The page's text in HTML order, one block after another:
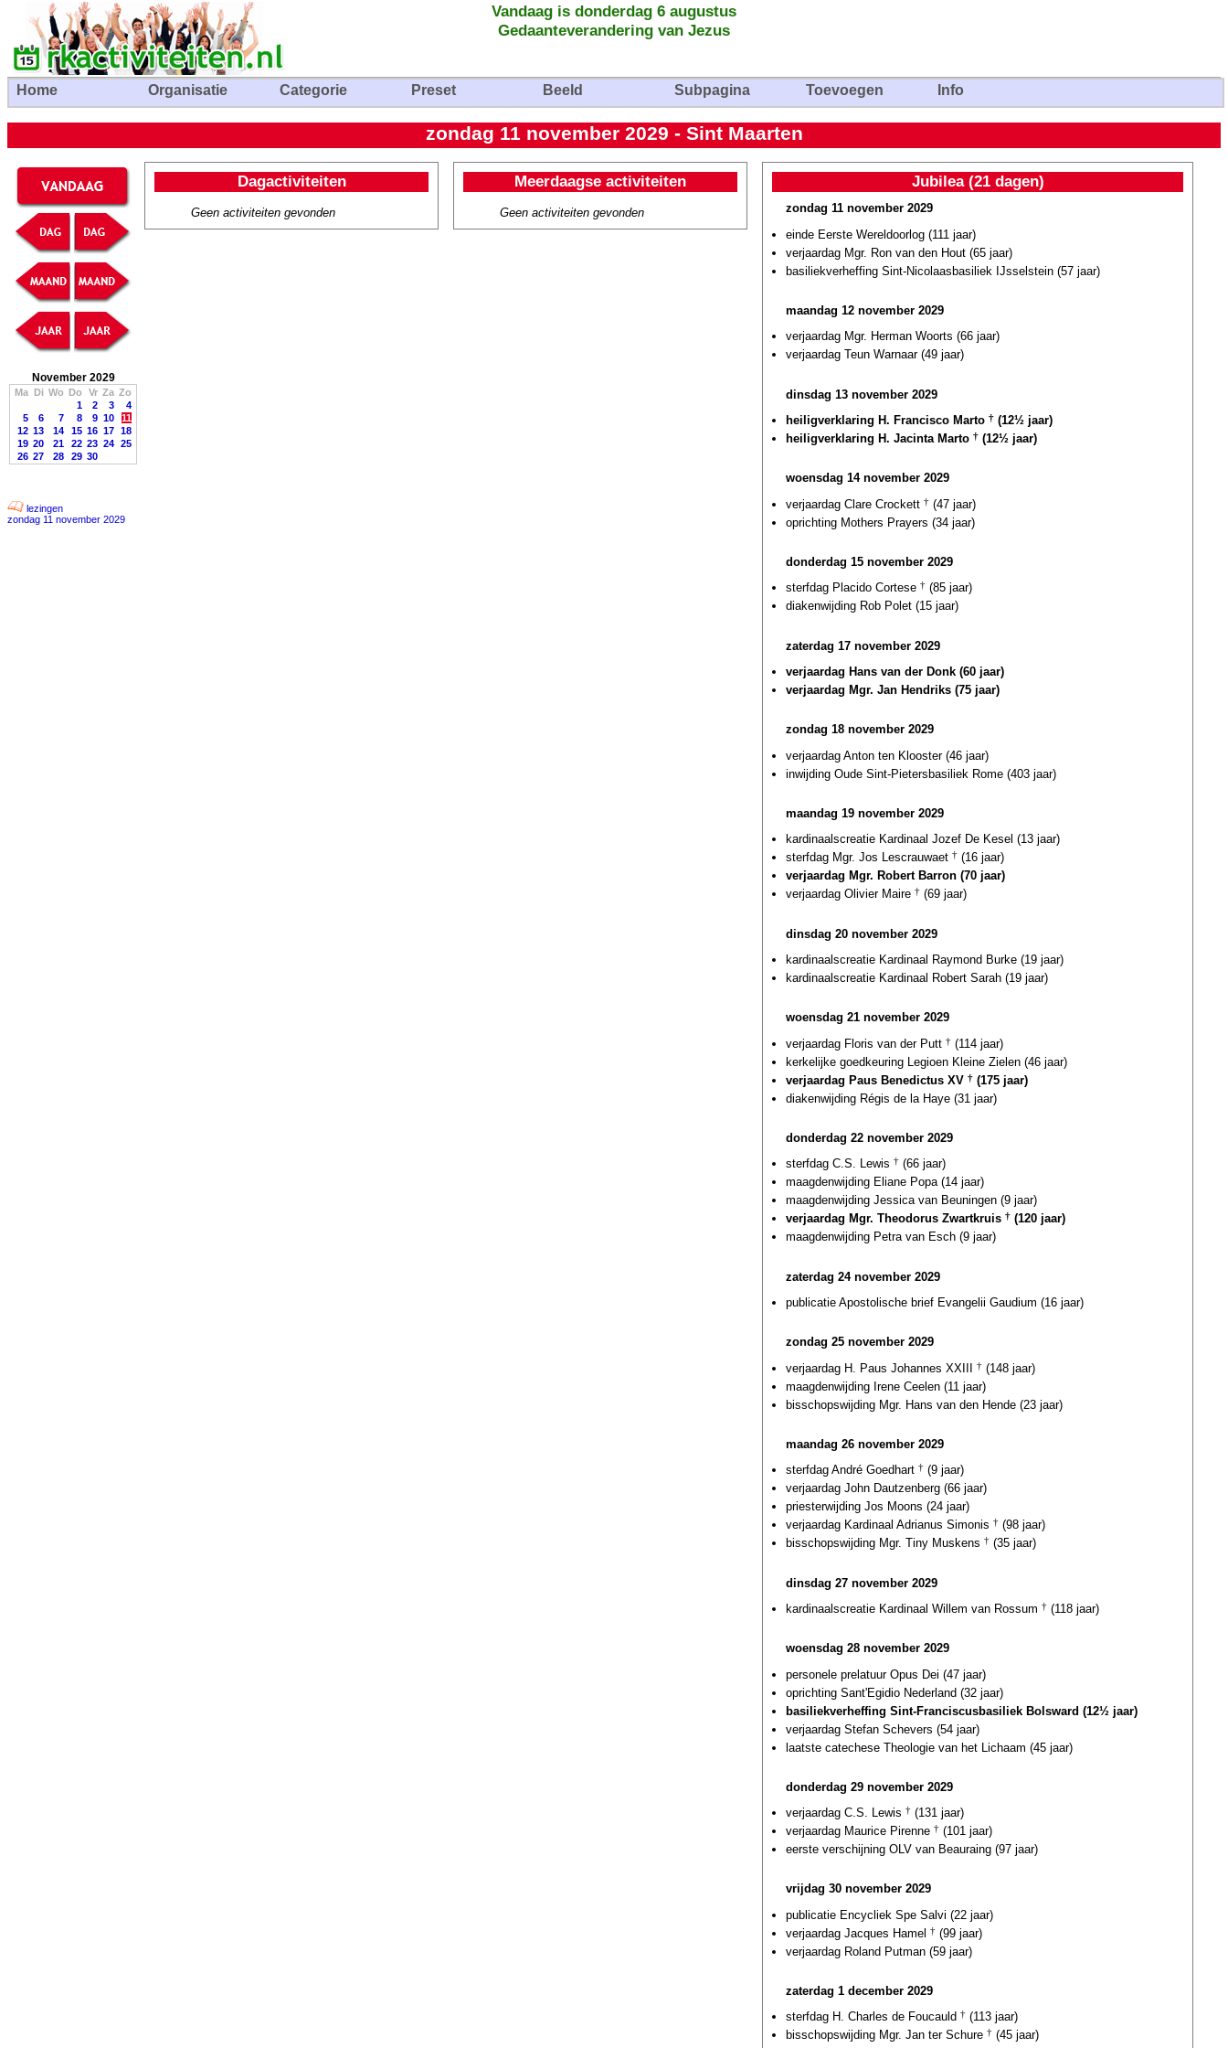
Vandaag is donderdag 6 augustus
Gedaanteverandering van Jezus
Home Organisatie Categorie Preset Beeld Subpagina Toevoegen Info
zondag 11 november 2029 - Sint Maarten
November 2029
Ma Di Wo Do Vr Za Zo
1
2 3
4
5
6 7 8 9 10
11
12 13 14 15 16 17 18
19 20 21 22 23 24 25
26 27 28 29 30
lezingen
zondag 11 november 2029
Dagactiviteiten
Geen activiteiten gevonden
Meerdaagse activiteiten
Geen activiteiten gevonden
Jubilea (21 dagen)
zondag 11 november 2029
einde Eerste Wereldoorlog (111 jaar)
verjaardag Mgr. Ron van den Hout (65 jaar)
basiliekverheffing Sint-Nicolaasbasiliek IJsselstein (57 jaar)
maandag 12 november 2029
verjaardag Mgr. Herman Woorts (66 jaar)
verjaardag Teun Warnaar (49 jaar)
dinsdag 13 november 2029
heiligverklaring H. Francisco Marto † (12½ jaar)
heiligverklaring H. Jacinta Marto † (12½ jaar)
woensdag 14 november 2029
verjaardag Clare Crockett † (47 jaar)
oprichting Mothers Prayers (34 jaar)
donderdag 15 november 2029
sterfdag Placido Cortese † (85 jaar)
diakenwijding Rob Polet (15 jaar)
zaterdag 17 november 2029
verjaardag Hans van der Donk (60 jaar)
verjaardag Mgr. Jan Hendriks (75 jaar)
zondag 18 november 2029
verjaardag Anton ten Klooster (46 jaar)
inwijding Oude Sint-Pietersbasiliek Rome (403 jaar)
maandag 19 november 2029
kardinaalscreatie Kardinaal Jozef De Kesel (13 jaar)
sterfdag Mgr. Jos Lescrauwaet † (16 jaar)
verjaardag Mgr. Robert Barron (70 jaar)
verjaardag Olivier Maire † (69 jaar)
dinsdag 20 november 2029
kardinaalscreatie Kardinaal Raymond Burke (19 jaar)
kardinaalscreatie Kardinaal Robert Sarah (19 jaar)
woensdag 21 november 2029
verjaardag Floris van der Putt † (114 jaar)
kerkelijke goedkeuring Legioen Kleine Zielen (46 jaar)
verjaardag Paus Benedictus XV † (175 jaar)
diakenwijding Régis de la Haye (31 jaar)
donderdag 22 november 2029
sterfdag C.S. Lewis † (66 jaar)
maagdenwijding Eliane Popa (14 jaar)
maagdenwijding Jessica van Beuningen (9 jaar)
verjaardag Mgr. Theodorus Zwartkruis † (120 jaar)
maagdenwijding Petra van Esch (9 jaar)
zaterdag 24 november 2029
publicatie Apostolische brief Evangelii Gaudium (16 jaar)
zondag 25 november 2029
verjaardag H. Paus Johannes XXIII † (148 jaar)
maagdenwijding Irene Ceelen (11 jaar)
bisschopswijding Mgr. Hans van den Hende (23 jaar)
maandag 26 november 2029
sterfdag André Goedhart † (9 jaar)
verjaardag John Dautzenberg (66 jaar)
priesterwijding Jos Moons (24 jaar)
verjaardag Kardinaal Adrianus Simonis † (98 jaar)
bisschopswijding Mgr. Tiny Muskens † (35 jaar)
dinsdag 27 november 2029
kardinaalscreatie Kardinaal Willem van Rossum † (118 jaar)
woensdag 28 november 2029
personele prelatuur Opus Dei (47 jaar)
oprichting Sant'Egidio Nederland (32 jaar)
basiliekverheffing Sint-Franciscusbasiliek Bolsward (12½ jaar)
verjaardag Stefan Schevers (54 jaar)
laatste catechese Theologie van het Lichaam (45 jaar)
donderdag 29 november 2029
verjaardag C.S. Lewis † (131 jaar)
verjaardag Maurice Pirenne † (101 jaar)
eerste verschijning OLV van Beauraing (97 jaar)
vrijdag 30 november 2029
publicatie Encycliek Spe Salvi (22 jaar)
verjaardag Jacques Hamel
† (99 jaar)
verjaardag Roland Putman (59 jaar)
zaterdag 1 december 2029
sterfdag H. Charles de Foucauld † (113 jaar)
bisschopswijding Mgr. Jan ter Schure † (45 jaar)